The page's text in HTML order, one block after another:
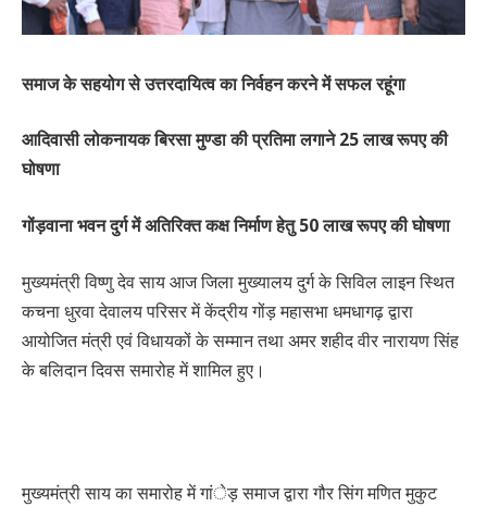
समाज के सहयोग से उत्तरदायित्व का निर्वहन करने में सफल रहूंगा
आदिवासी लोकनायक बिरसा मुण्डा की प्रतिमा लगाने 25 लाख रूपए की
घोषणा
गोंड़वाना भवन दुर्ग में अतिरिक्त कक्ष निर्माण हेतु 50 लाख रूपए की घोषणा
मुख्यमंत्री विष्णु देव साय आज जिला मुख्यालय दुर्ग के सिविल लाइन स्थित
कचना धुरवा देवालय परिसर में केंद्रीय गोंड़ महासभा धमधागढ़ द्वारा
आयोजित मंत्री एवं विधायकों के सम्मान तथा अमर शहीद वीर नारायण सिंह
के बलिदान दिवस समारोह में शामिल हुए।
मुख्यमंत्री साय का समारोह में गांेड़ समाज द्वारा गौर सिंग मणित मुकुट